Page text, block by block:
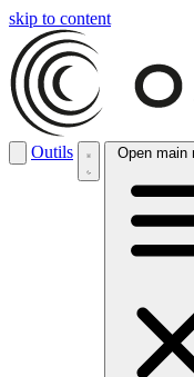
skip to content
Outils Open main